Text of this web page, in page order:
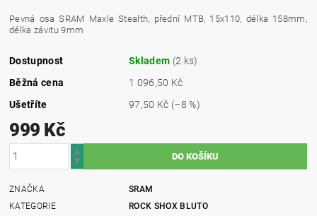
Pevná osa SRAM Maxle Stealth, přední MTB, 15x110, délka 158mm,
délka závitu 9mm
Dostupnost Skladem (2 ks)
Běžná cena
1 096,50 Kč
Ušetříte
97,50 Kč (–8 %)
999 Kč
ZNAČKA
SRAM
KATEGORIE
ROCK SHOX BLUTO